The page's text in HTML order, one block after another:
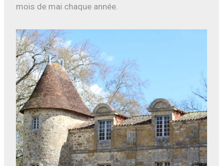
mois de mai chaque année.